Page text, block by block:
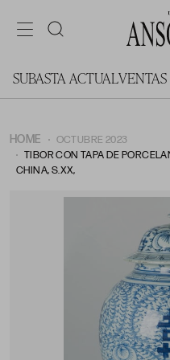
SUBASTA ACTUAL
HOME
OCTUBRE 2023
TIBOR CON TAPA DE
CHINA, S.XX,